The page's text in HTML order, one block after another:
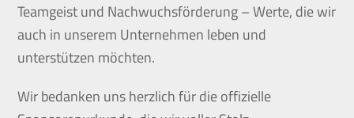
Teamgeist und Nachwuchsförderung – Werte, die wir
auch in unserem Unternehmen leben und
unterstützen möchten.
Wir bedanken uns herzlich für die offizielle